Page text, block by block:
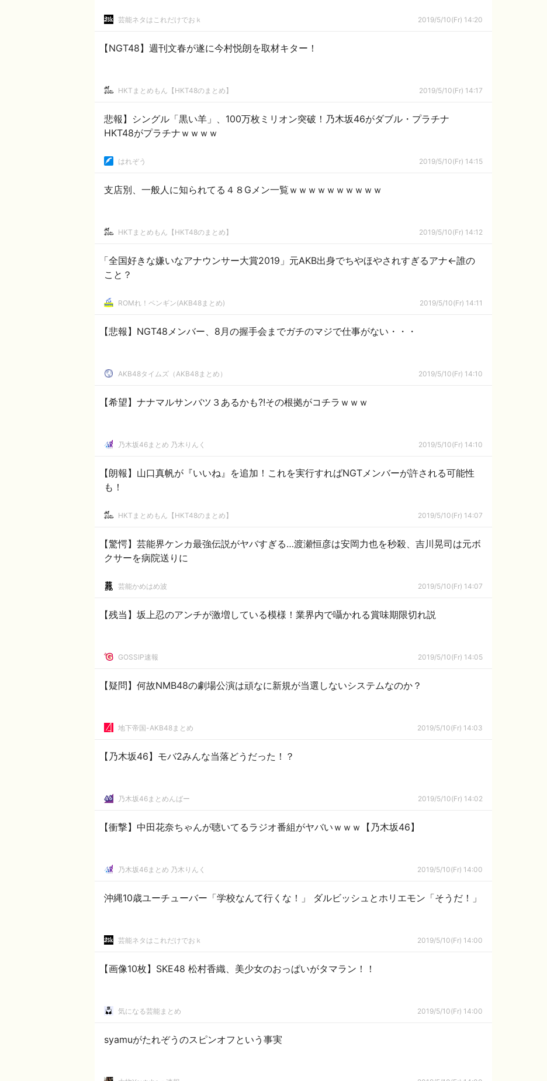
芸能ネタはこれだけでおｋ 2019/5/10(Fr) 14:20
【NGT48】週刊文春が遂に今村悦朗を取材キター！
HKTまとめもん【HKT48のまとめ】 2019/5/10(Fr) 14:17
悲報】シングル「黒い羊」、100万枚ミリオン突破！乃木坂46がダブル・プラチナ
HKT48がプラチナｗｗｗｗ
はれぞう 2019/5/10(Fr) 14:15
支店別、一般人に知られてる４８Gメン一覧ｗｗｗｗｗｗｗｗｗｗ
HKTまとめもん【HKT48のまとめ】 2019/5/10(Fr) 14:12
「全国好きな嫌いなアナウンサー大賞2019」元AKB出身でちやほやされすぎるアナ←誰の
こと？
ROMれ！ペンギン(AKB48まとめ) 2019/5/10(Fr) 14:11
【悲報】NGT48メンバー、8月の握手会までガチのマジで仕事がない・・・
AKB48タイムズ（AKB48まとめ） 2019/5/10(Fr) 14:10
【希望】ナナマルサンバツ３あるかも?!その根拠がコチラｗｗｗ
乃木坂46まとめ 乃木りんく 2019/5/10(Fr) 14:10
【朗報】山口真帆が『いいね』を追加！これを実行すればNGTメンバーが許される可能性
も！
HKTまとめもん【HKT48のまとめ】 2019/5/10(Fr) 14:07
【驚愕】芸能界ケンカ最強伝説がヤバすぎる…渡瀬恒彦は安岡力也を秒殺、吉川晃司は元ボ
クサーを病院送りに
芸能かめはめ波 2019/5/10(Fr) 14:07
【残当】坂上忍のアンチが激増している模様！業界内で囁かれる賞味期限切れ説
GOSSIP速報 2019/5/10(Fr) 14:05
【疑問】何故NMB48の劇場公演は頑なに新規が当選しないシステムなのか？
地下帝国-AKB48まとめ 2019/5/10(Fr) 14:03
【乃木坂46】モバ2みんな当落どうだった！？
乃木坂46まとめんばー 2019/5/10(Fr) 14:02
【衝撃】中田花奈ちゃんが聴いてるラジオ番組がヤバいｗｗｗ【乃木坂46】
乃木坂46まとめ 乃木りんく 2019/5/10(Fr) 14:00
沖縄10歳ユーチューバー「学校なんて行くな！」 ダルビッシュとホリエモン「そうだ！」
芸能ネタはこれだけでおｋ 2019/5/10(Fr) 14:00
【画像10枚】SKE48 松村香織、美少女のおっぱいがタマラン！！
気になる芸能まとめ 2019/5/10(Fr) 14:00
syamuがたれぞうのスピンオフという事実